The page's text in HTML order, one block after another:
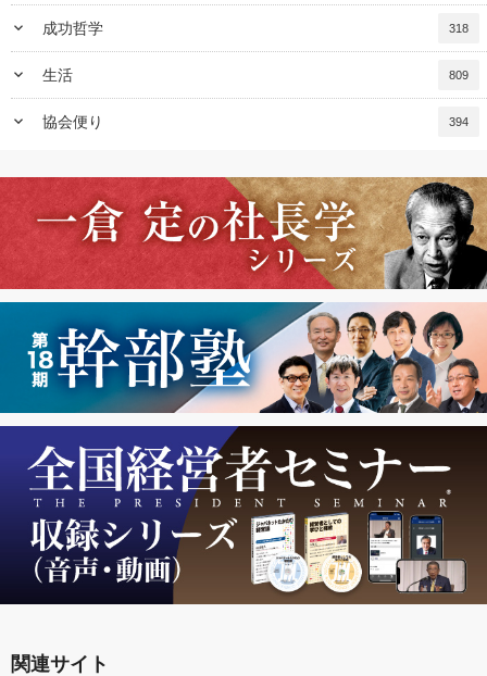
keyboard_arrow_down 成功哲学 318
keyboard_arrow_down 生活 809
keyboard_arrow_down 協会便り 394
関連サイト